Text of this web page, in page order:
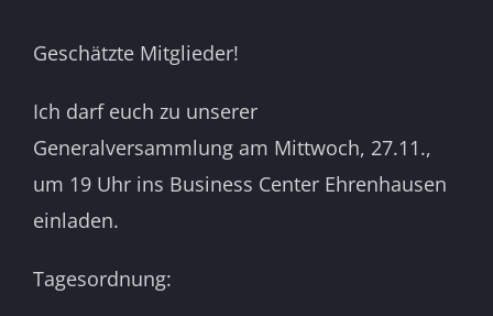
grösseres
Geschätzte Mitglieder!
Ich darf euch zu unserer
Generalversammlung am Mittwoch, 27.11.,
um 19 Uhr ins Business Center Ehrenhausen
einladen.
Tagesordnung: